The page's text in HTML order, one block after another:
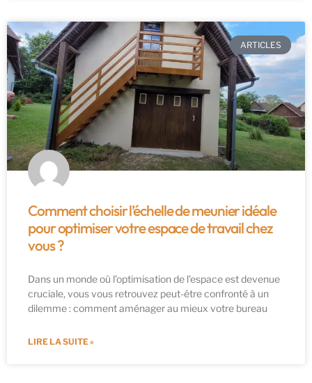
ARTICLES
Comment choisir l’échelle de meunier idéale
pour optimiser votre espace de travail chez
vous ?
Dans un monde où l’optimisation de l’espace est devenue
cruciale, vous vous retrouvez peut-être confronté à un
dilemme : comment aménager au mieux votre bureau
LIRE LA SUITE »